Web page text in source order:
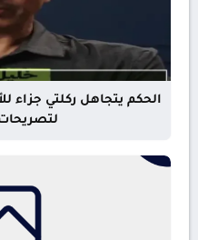
الحكم يتجاهل ركلتي جزاء